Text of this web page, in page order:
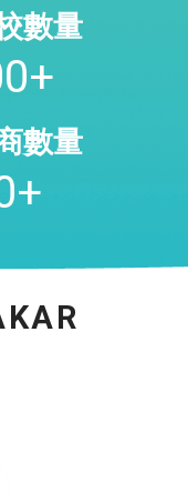
數量
+
數量
+